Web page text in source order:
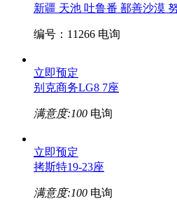
新疆 天池 吐鲁番 鄯善沙漠
编号：11266 电询
立即预定
别克商务LG8 7座
满意度:100 电询
立即预定
拷斯特19-23座
满意度:100 电询